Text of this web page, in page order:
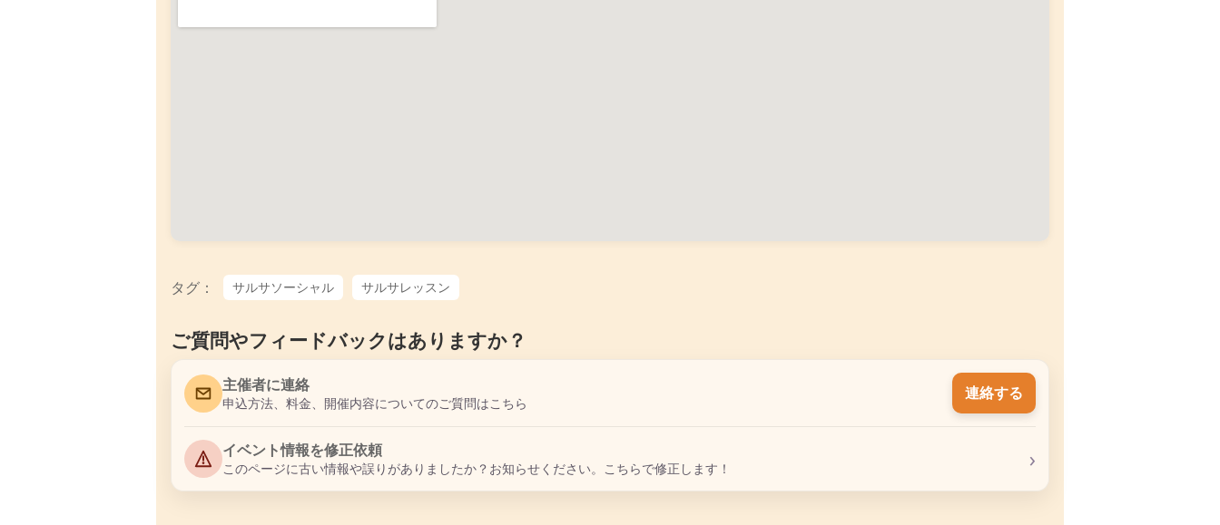
タグ： サルサソーシャル サルサレッスン
ご質問やフィードバックはありますか？
主催者に連絡
申込方法、料金、開催内容についてのご質問はこちら 連絡する
イベント情報を修正依頼
このページに古い情報や誤りがありましたか？お知らせください。こちらで修正します！ ›